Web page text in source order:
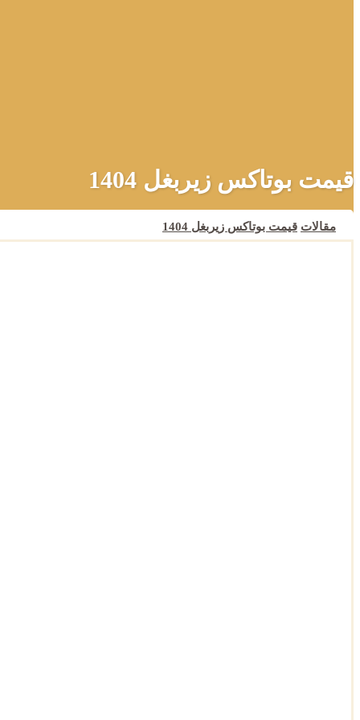
قیمت بوتاکس زیربغل 1404
مقالات قیمت بوتاکس زیربغل 1404